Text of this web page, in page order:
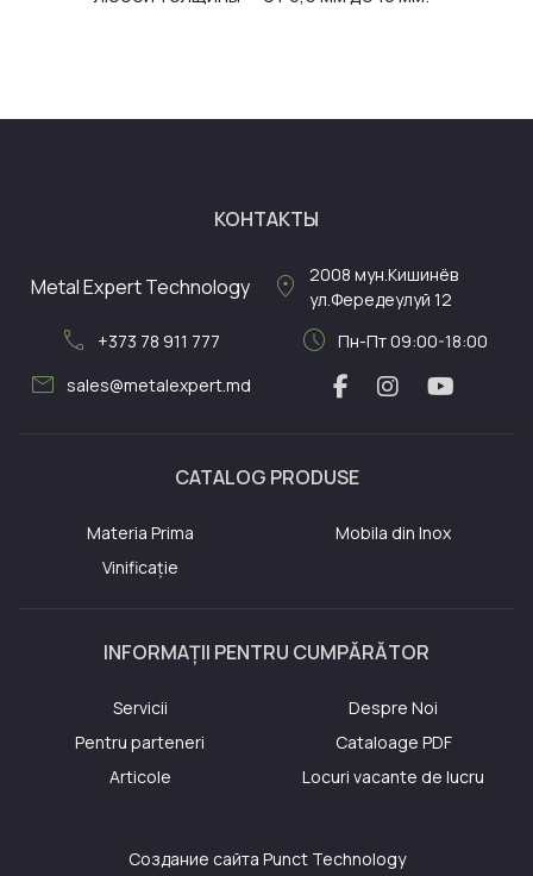
КОНТАКТЫ
Metal Expert Technology location_on 2008 мун.Кишинёв
ул.Фередеулуй 12
call +373 78 911 777 schedule Пн-Пт 09:00-18:00
mail sales@metalexpert.md
CATALOG PRODUSE
Materia Prima
Mobila din Inox
Vinificație
INFORMAȚII PENTRU CUMPĂRĂTOR
Servicii
Despre Noi
Pentru parteneri
Cataloage PDF
Articole
Locuri vacante de lucru
Создание сайта Punct Technology